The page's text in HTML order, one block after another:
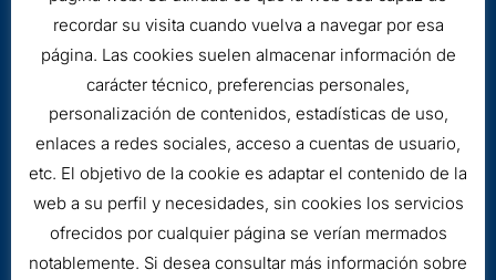
Aviso legal
Cookies
recordar su visita cuando vuelva a navegar por esa
página. Las cookies suelen almacenar información de
carácter técnico, preferencias personales,
personalización de contenidos, estadísticas de uso,
enlaces a redes sociales, acceso a cuentas de usuario,
etc. El objetivo de la cookie es adaptar el contenido de la
web a su perfil y necesidades, sin cookies los servicios
ofrecidos por cualquier página se verían mermados
notablemente. Si desea consultar más información sobre